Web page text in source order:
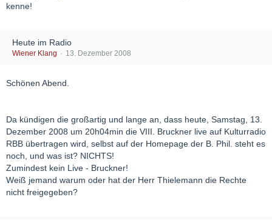
kenne!
Heute im Radio
Wiener Klang 13. Dezember 2008
Schönen Abend.
Da kündigen die großartig und lange an, dass heute, Samstag, 13.
Dezember 2008 um 20h04min die VIII. Bruckner live auf Kulturradio
RBB übertragen wird, selbst auf der Homepage der B. Phil. steht es
noch, und was ist? NICHTS!
Zumindest kein Live - Bruckner!
Weiß jemand warum oder hat der Herr Thielemann die Rechte
nicht freigegeben?